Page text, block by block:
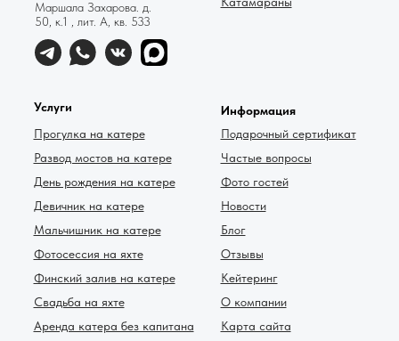
Маршала Захарова. д.
50, к.1 , лит. А, кв. 533
Услуги
Прогулка на катере
Развод мостов на катере
День рождения на катере
Девичник на катере
Мальчишник на катере
Фотосессия на яхте
Финский залив на катере
Свадьба на яхте
Аренда катера без капитана
Блог
Информация
Подарочный сертификат
Частые вопросы
Фото гостей
Новости
Отзывы
Кейтеринг
О компании
Карта сайта